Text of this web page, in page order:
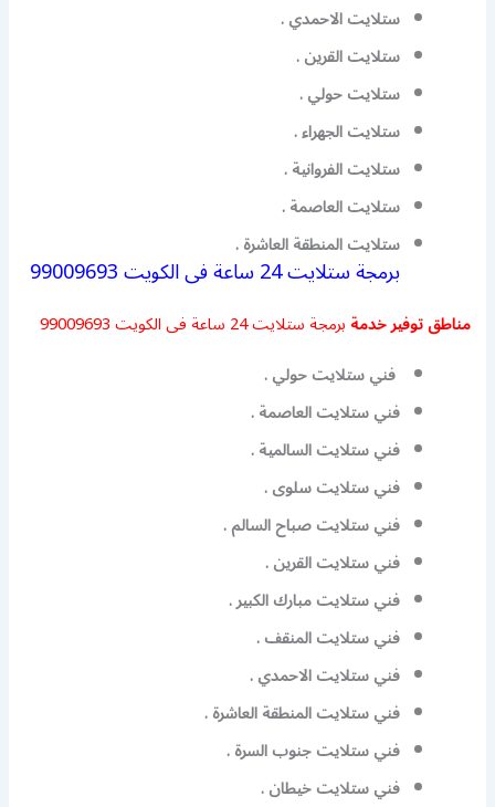
ستلايت الاحمدي .
ستلايت القرين .
ستلايت حولي .
ستلايت الجهراء .
ستلايت الفروانية .
ستلايت العاصمة .
ستلايت المنطقة العاشرة .
برمجة ستلايت 24 ساعة فى الكويت 99009693
مناطق توفير خدمةبرمجة ستلايت 24 ساعة فى الكويت 99009693
فني ستلايت حولي .
فني ستلايت العاصمة .
فني ستلايت السالمية .
فني ستلايت سلوى .
فني ستلايت صباح السالم .
فني ستلايت القرين .
فني ستلايت مبارك الكبير .
فني ستلايت المنقف .
فني ستلايت الاحمدي .
فني ستلايت المنطقة العاشرة .
فني ستلايت جنوب السرة .
فني ستلايت خيطان .